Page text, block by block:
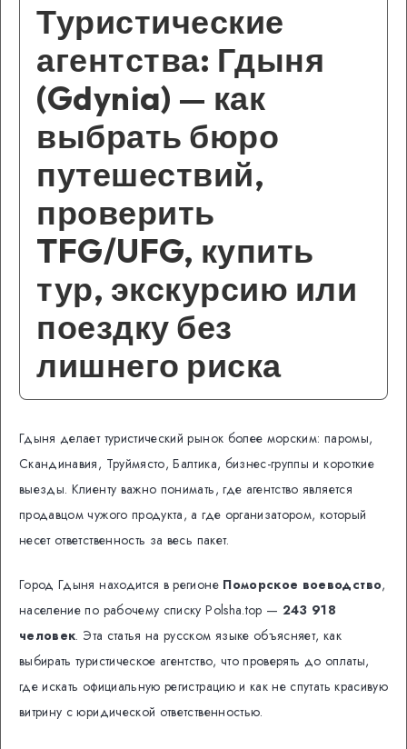
Туристические
агентства: Гдыня
(Gdynia) — как
выбрать бюро
путешествий,
проверить
TFG/UFG, купить
тур, экскурсию или
поездку без
лишнего риска
Гдыня делает туристический рынок более морским: паромы,
Скандинавия, Труймясто, Балтика, бизнес-группы и короткие
выезды. Клиенту важно понимать, где агентство является
продавцом чужого продукта, а где организатором, который
несет ответственность за весь пакет.
Город Гдыня находится в регионе Поморское воеводство,
население по рабочему списку Polsha.top — 243 918
человек. Эта статья на русском языке объясняет, как
выбирать туристическое агентство, что проверять до оплаты,
где искать официальную регистрацию и как не спутать красивую
витрину с юридической ответственностью.